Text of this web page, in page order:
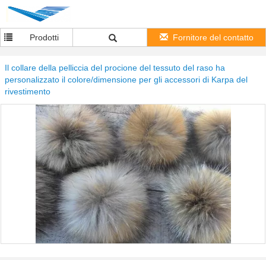
Prodotti Fornitore del contatto
Il collare della pelliccia del procione del tessuto del raso ha
personalizzato il colore/dimensione per gli accessori di Karpa del
rivestimento